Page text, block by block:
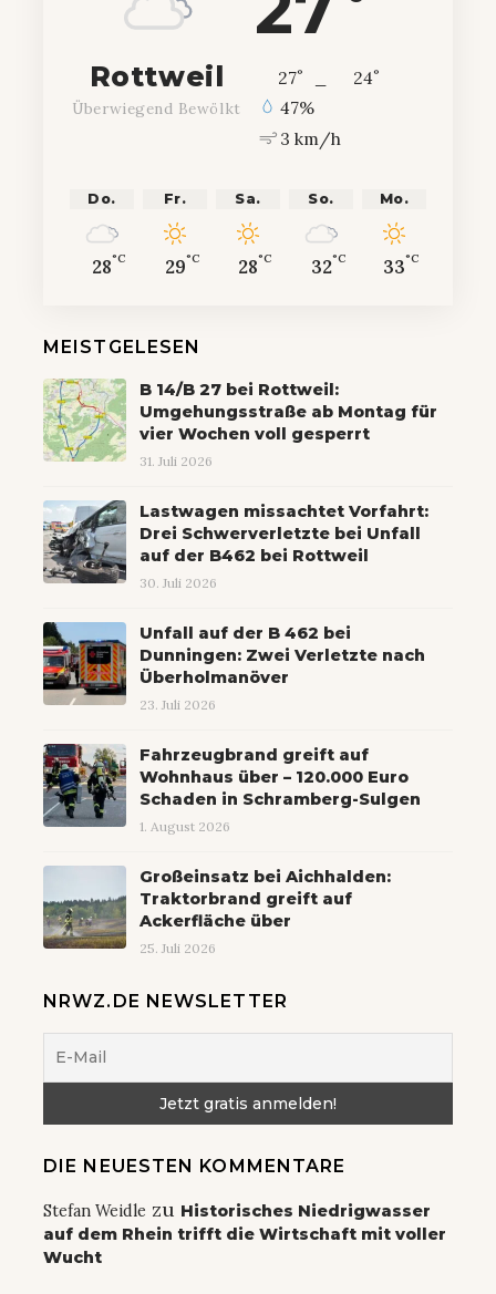
Rottweil
Überwiegend Bewölkt
27° 24°
47%
3 km/h
Do.
28°C
Fr.
29°C
Sa.
28°C
So.
32°C
Mo.
33°C
MEISTGELESEN
B 14/B 27 bei Rottweil:
Umgehungsstraße ab Montag für
vier Wochen voll gesperrt
31. Juli 2026
Lastwagen missachtet Vorfahrt:
Drei Schwerverletzte bei Unfall
auf der B462 bei Rottweil
30. Juli 2026
Unfall auf der B 462 bei
Dunningen: Zwei Verletzte nach
Überholmanöver
23. Juli 2026
Fahrzeugbrand greift auf
Wohnhaus über – 120.000 Euro
Schaden in Schramberg-Sulgen
1. August 2026
Großeinsatz bei Aichhalden:
Traktorbrand greift auf
Ackerfläche über
25. Juli 2026
NRWZ.DE NEWSLETTER
DIE NEUESTEN KOMMENTARE
Stefan Weidle zu Historisches Niedrigwasser
auf dem Rhein trifft die Wirtschaft mit voller
Wucht